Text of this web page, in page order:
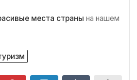
места страны на нашем